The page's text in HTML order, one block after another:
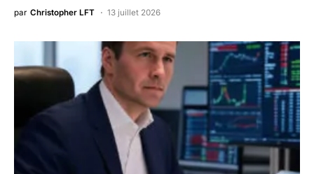
par Christopher LFT 13 juillet 2026